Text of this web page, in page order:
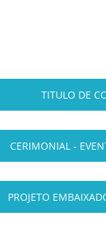
TITULO DE
CERIMONIAL -
PROJETO